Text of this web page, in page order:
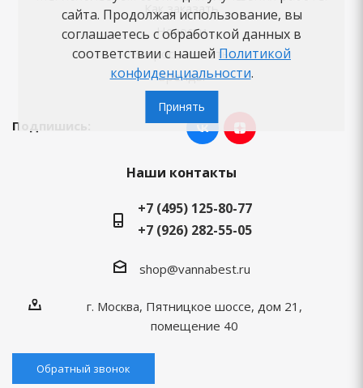
Как заказать
Новости
Вопросы-ответы
Бренды
Подпишись:
Наши контакты
+7 (495) 125-80-77
+7 (926) 282-55-05
shop@vannabest.ru
г. Москва, Пятницкое шоссе, дом 21,
помещение 40
Обратный звонок
сайта. Продолжая использование, вы
соглашаетесь с обработкой данных в
соответствии с нашей Политикой
конфиденциальности.
Принять